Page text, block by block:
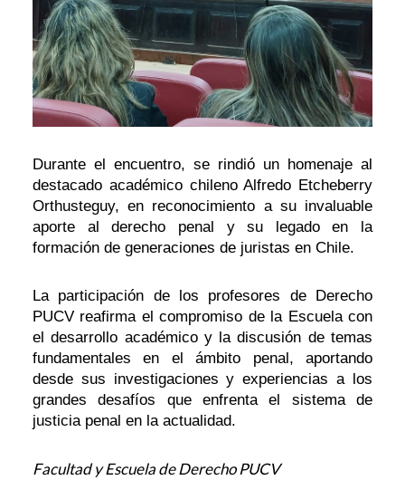
Durante el encuentro, se rindió un homenaje al
destacado académico chileno Alfredo Etcheberry
Orthusteguy, en reconocimiento a su invaluable
aporte al derecho penal y su legado en la
formación de generaciones de juristas en Chile.
La participación de los profesores de Derecho
PUCV reafirma el compromiso de la Escuela con
el desarrollo académico y la discusión de temas
fundamentales en el ámbito penal, aportando
desde sus investigaciones y experiencias a los
grandes desafíos que enfrenta el sistema de
justicia penal en la actualidad.
Facultad y Escuela de Derecho PUCV